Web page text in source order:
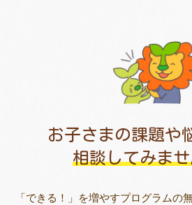
お子さまの課題や
相談してみま
「できる！」を増やすプログラムの